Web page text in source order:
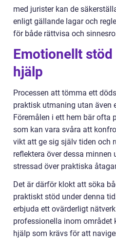
med jurister kan de
enligt gällande lagar och
för både rättvisa och
Emotionellt
hjälp
Processen att tömma ett
praktisk utmaning utan även
Föremålen i ett hem bär ofta
som kan vara svåra att
vikt att ge sig själv tiden och
reflektera över dessa minnen
stressad över praktiska
Det är därför klokt att söka
praktiskt stöd under denna
erbjuda ett ovärderligt
professionella inom området
hjälp som krävs för att